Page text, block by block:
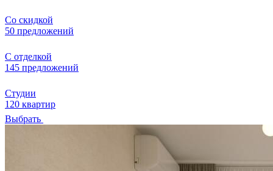
Со скидкой
50 предложений
С отделкой
145 предложений
Студии
120 квартир
Выбрать